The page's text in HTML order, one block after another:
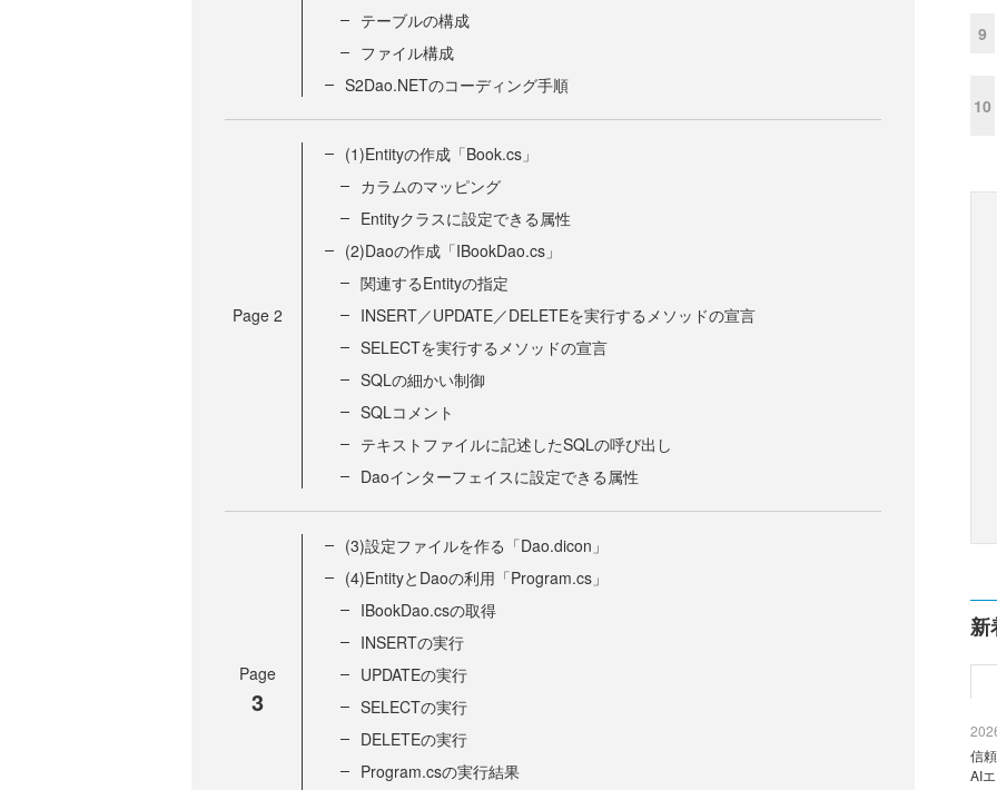
テーブルの構成
ファイル構成
S2Dao.NETのコーディング手順
Page 2
(1)Entityの作成「Book.cs」
カラムのマッピング
Entityクラスに設定できる属性
(2)Daoの作成「IBookDao.cs」
関連するEntityの指定
INSERT／UPDATE／DELETEを実行するメソッドの宣言
SELECTを実行するメソッドの宣言
SQLの細かい制御
SQLコメント
テキストファイルに記述したSQLの呼び出し
Daoインターフェイスに設定できる属性
Page
3
(3)設定ファイルを作る「Dao.dicon」
(4)EntityとDaoの利用「Program.cs」
IBookDao.csの取得
INSERTの実行
UPDATEの実行
SELECTの実行
DELETEの実行
Program.csの実行結果
9
10
新
信
AI